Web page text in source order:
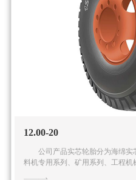
12.00-20
公司产品实芯轮胎分为海绵实
料机专用系列、矿用系列、工程